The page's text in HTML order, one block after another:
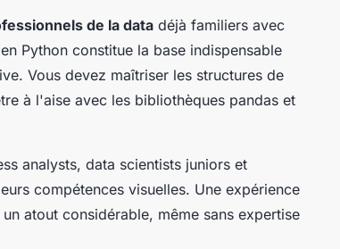
de la data déjà familiers avec
Python constitue la base indispensable
Vous devez maîtriser les structures de
à l'aise avec les bibliothèques pandas et
analysts, data scientists juniors et
compétences visuelles. Une expérience
atout considérable, même sans expertise